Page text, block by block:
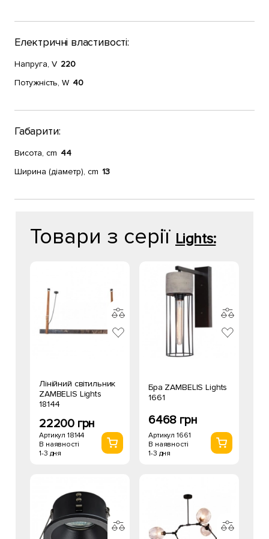
Електричні властивості:
Напруга, V 220
Потужність, W 40
Габарити:
Висота, cm 44
Ширина (діаметр), cm 13
Товари з серії Lights:
Лінійний світильник
ZAMBELIS Lights
18144
22200 грн
Артикул 18144
В наявності
1-3 дня
Бра ZAMBELIS Lights
1661
6468 грн
Артикул 1661
В наявності
1-3 дня